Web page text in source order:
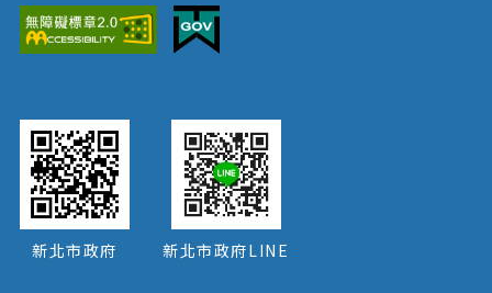
新北市政府 新北市政府LINE